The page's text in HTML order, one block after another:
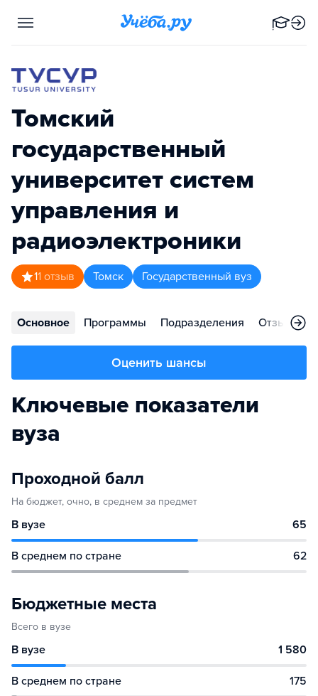
Томский
государственный
университет систем
управления и
радиоэлектроники
11 отзыв Томск Государственный вуз
Основное Программы Подразделения Отзывы
Оценить шансы
Ключевые показатели
вуза
Проходной балл
На бюджет, очно, в среднем за предмет
В вузе 65
В среднем по стране 62
Бюджетные места
Всего в вузе
В вузе 1 580
В среднем по стране 175